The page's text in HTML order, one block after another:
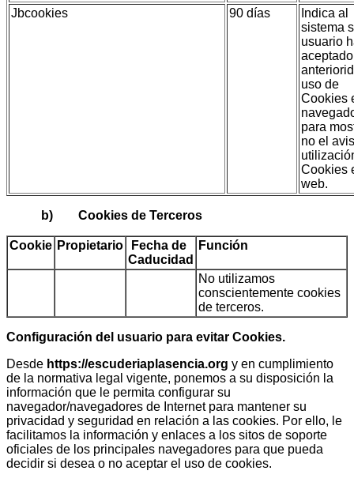
Jbcookies
90 días
Indica al
sistema
usuario
uso de
Cookies
para
no el
Cookies
web.
b) Cookies de Terceros
Cookie Propietario
Fecha de
Caducidad
Función
No utilizamos
conscientemente cookies
de terceros.
Configuración del usuario para evitar Cookies.
Desde https://escuderiaplasencia.org y en cumplimiento
de la normativa legal vigente, ponemos a su disposición la
información que le permita configurar su
navegador/navegadores de Internet para mantener su
privacidad y seguridad en relación a las cookies. Por ello, le
facilitamos la información y enlaces a los sitos de soporte
oficiales de los principales navegadores para que pueda
decidir si desea o no aceptar el uso de cookies.